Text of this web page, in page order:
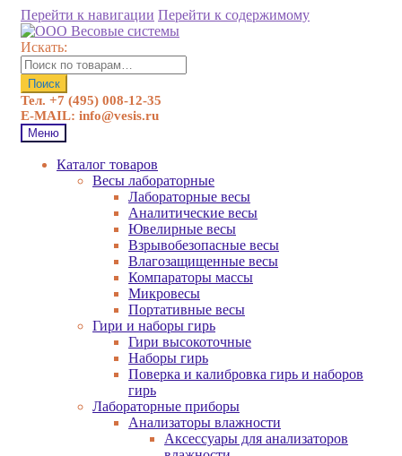
Перейти к навигации Перейти к содержимому
Искать:
Поиск
Тел. +7 (495) 008-12-35
E-MAIL: info@vesis.ru
Меню
Каталог товаров
Весы лабораторные
Лабораторные весы
Аналитические весы
Ювелирные весы
Взрывобезопасные весы
Влагозащищенные весы
Компараторы массы
Микровесы
Портативные весы
Гири и наборы гирь
Гири высокоточные
Наборы гирь
Поверка и калибровка гирь и наборов
гирь
Лабораторные приборы
Анализаторы влажности
Аксессуары для анализаторов